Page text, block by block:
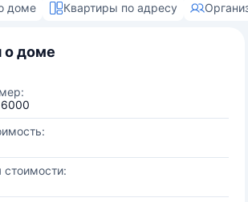
доме Квартиры по адресу
о доме
стоимости: